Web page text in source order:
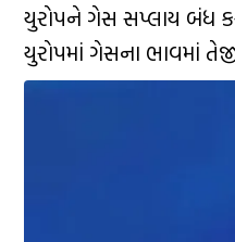
યુરોપને ગેસ સપ્લાય બંધ
યુરોપમાં ગેસના ભાવમાં